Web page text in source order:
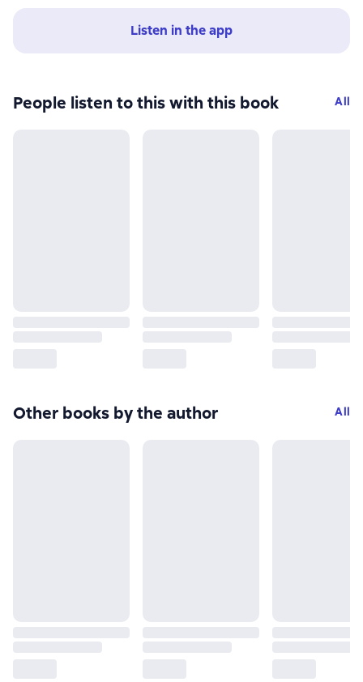
Listen in the app
People listen to this with this book All
Other books by the author All